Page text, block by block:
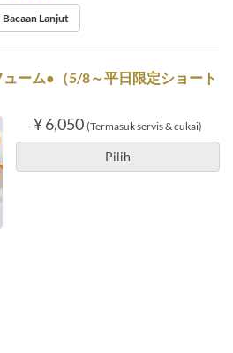
Bacaan Lanjut
ーム●（5/8～平日限定ショート
¥ 6,050 (Termasuk servis & cukai)
Pilih